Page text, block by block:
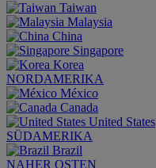
Taiwan
Malaysia
China
Singapore
Korea
NORDAMERIKA
México
Canada
United States
SÜDAMERIKA
Brazil
NAHER OSTEN